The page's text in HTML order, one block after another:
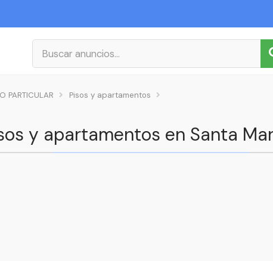
PARTICULAR Pisos y apartamentos
y apartamentos en Santa